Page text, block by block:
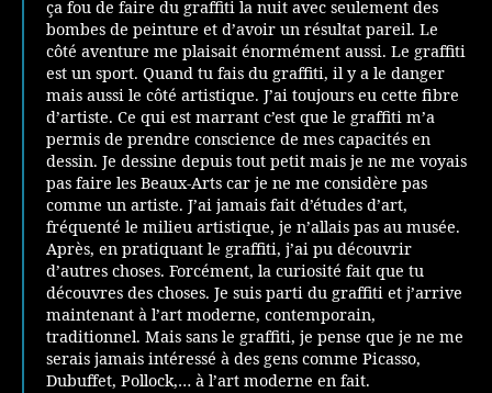
ça fou de faire du graffiti la nuit avec seulement des
bombes de peinture et d’avoir un résultat pareil. Le
côté aventure me plaisait énormément aussi. Le graffiti
est un sport. Quand tu fais du graffiti, il y a le danger
mais aussi le côté artistique. J’ai toujours eu cette fibre
d’artiste. Ce qui est marrant c’est que le graffiti m’a
permis de prendre conscience de mes capacités en
dessin. Je dessine depuis tout petit mais je ne me voyais
pas faire les Beaux-Arts car je ne me considère pas
comme un artiste. J’ai jamais fait d’études d’art,
fréquenté le milieu artistique, je n’allais pas au musée.
Après, en pratiquant le graffiti, j’ai pu découvrir
d’autres choses. Forcément, la curiosité fait que tu
découvres des choses. Je suis parti du graffiti et j’arrive
maintenant à l’art moderne, contemporain,
traditionnel. Mais sans le graffiti, je pense que je ne me
serais jamais intéressé à des gens comme Picasso,
Dubuffet, Pollock,… à l’art moderne en fait.